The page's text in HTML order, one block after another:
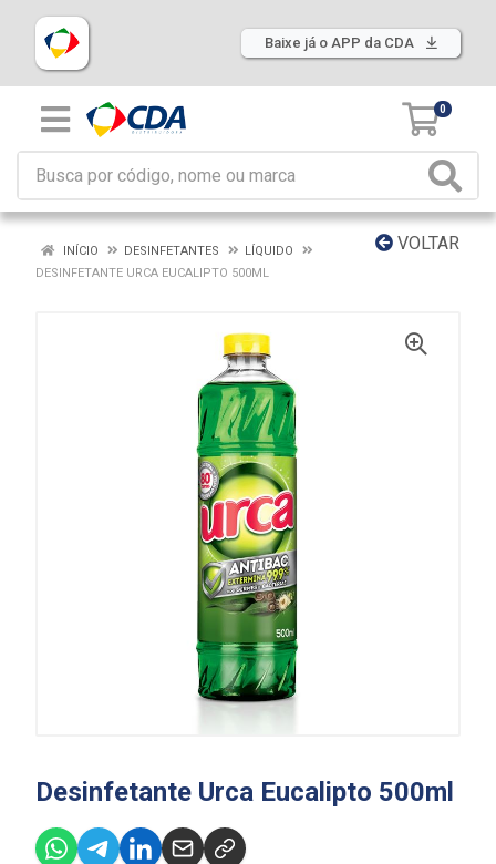
Baixe já o APP da CDA
0
VOLTAR
INÍCIO DESINFETANTES
LÍQUIDO
DESINFETANTE URCA EUCALIPTO 500ML
Desinfetante Urca Eucalipto 500ml